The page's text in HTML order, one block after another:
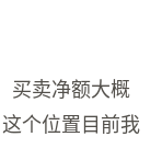
买卖净额大概
个位置目前我